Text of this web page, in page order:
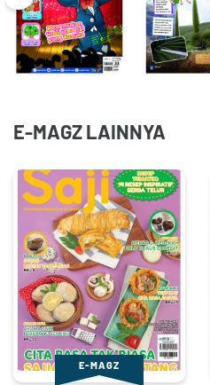
E-MAGZ LAINNYA
E-MAGZ